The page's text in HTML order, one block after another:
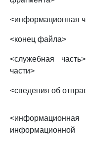
<информационная
<конец файла>
<служебная
части>
<сведения об
информационной